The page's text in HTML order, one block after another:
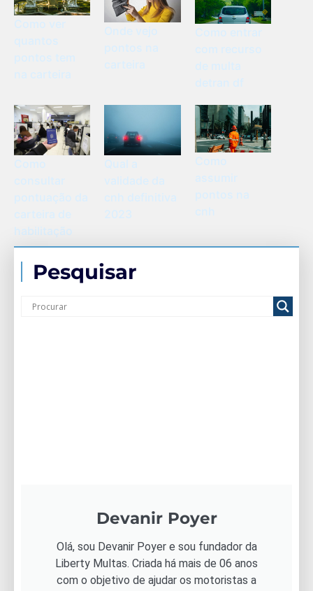
habilitação
Pesquisar
Devanir Poyer
Olá, sou Devanir Poyer e sou fundador da
Liberty Multas. Criada há mais de 06 anos
com o objetivo de ajudar os motoristas a